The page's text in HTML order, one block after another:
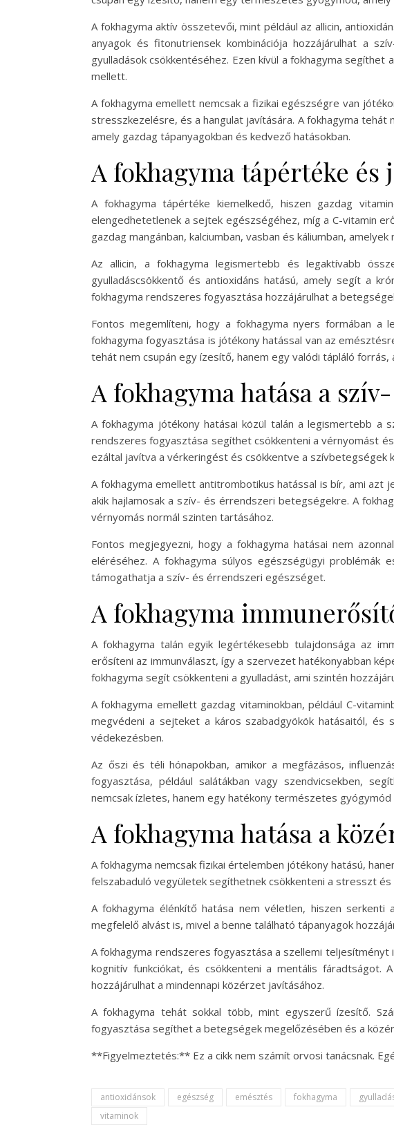
A fokhagyma aktív összetevői, mint például az allicin,
anyagok és fitonutriensek kombinációja hozzájárulhat a
gyulladások csökkentéséhez. Ezen kívül a fokhagyma
mellett.
A fokhagyma emellett nemcsak a fizikai egészségre van
stresszkezelésre, és a hangulat javítására. A fokhagyma
amely gazdag tápanyagokban és kedvező hatásokban.
A fokhagyma tápértéke és
A fokhagyma tápértéke kiemelkedő, hiszen gazdag
elengedhetetlenek a sejtek egészségéhez, míg a C-vitamin
gazdag mangánban, kalciumban, vasban és káliumban,
Az allicin, a fokhagyma legismertebb és legaktívabb
gyulladáscsökkentő és antioxidáns hatású, amely segít a
fokhagyma rendszeres fogyasztása hozzájárulhat a
Fontos megemlíteni, hogy a fokhagyma nyers formában a
fokhagyma fogyasztása is jótékony hatással van az
tehát nem csupán egy ízesítő, hanem egy valódi tápláló
A fokhagyma hatása a
A fokhagyma jótékony hatásai közül talán a legismertebb a
rendszeres fogyasztása segíthet csökkenteni a vérnyomást
ezáltal javítva a vérkeringést és csökkentve a szívbetegségek
A fokhagyma emellett antitrombotikus hatással is bír, ami azt
akik hajlamosak a szív- és érrendszeri betegségekre. A
vérnyomás normál szinten tartásához.
Fontos megjegyezni, hogy a fokhagyma hatásai nem
eléréséhez. A fokhagyma súlyos egészségügyi
támogathatja a szív- és érrendszeri egészséget.
A fokhagyma
A fokhagyma talán egyik legértékesebb tulajdonsága az
erősíteni az immunválaszt, így a szervezet hatékonyabban
fokhagyma segít csökkenteni a gyulladást, ami szintén
A fokhagyma emellett gazdag vitaminokban, például C-
megvédeni a sejteket a káros szabadgyökök hatásaitól,
védekezésben.
Az őszi és téli hónapokban, amikor a megfázásos,
fogyasztása, például salátákban vagy szendvicsekben,
nemcsak ízletes, hanem egy hatékony természetes
A fokhagyma hatása a
A fokhagyma nemcsak fizikai értelemben jótékony hatású,
felszabaduló vegyületek segíthetnek csökkenteni a stresszt
A fokhagyma élénkítő hatása nem véletlen, hiszen
megfelelő alvást is, mivel a benne található tápanyagok
A fokhagyma rendszeres fogyasztása a szellemi
kognitív funkciókat, és csökkenteni a mentális
hozzájárulhat a mindennapi közérzet javításához.
A fokhagyma tehát sokkal több, mint egyszerű ízesítő.
fogyasztása segíthet a betegségek megelőzésében és a
**Figyelmeztetés:** Ez a cikk nem számít orvosi tanácsnak.
antioxidánsok egészség emésztés fokhagyma
vitaminok